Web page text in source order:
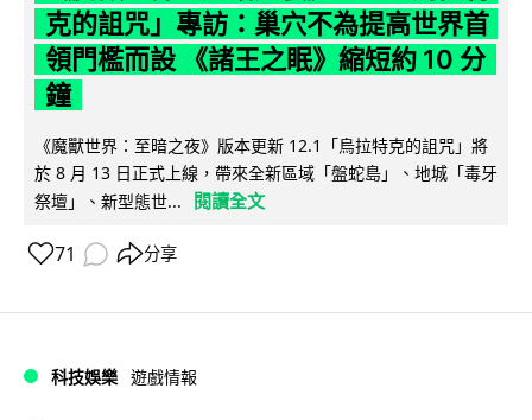
克的詛咒」專訪：巢穴不為提高世界首
領門檻而設 《諸王之眠》縮短約 10 分
鐘
《魔獸世界：至暗之夜》版本更新 12.1「烏拉特克的詛咒」將
於 8 月 13 日正式上線，帶來全新區域「盤蛇島」、地城「毒牙
祭壇」、新型態世...
閱讀全文
71 分享
科技娛樂 遊戲情報